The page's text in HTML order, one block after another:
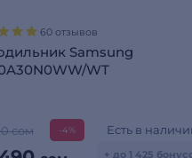
60 отзывов
Samsung
WT
сом -4% Есть в
+ до 1 425